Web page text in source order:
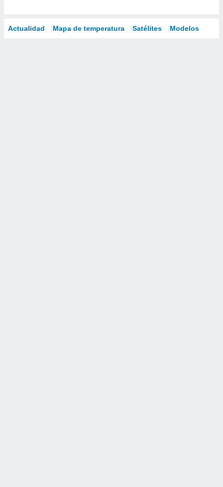
Actualidad Mapa de temperatura Satélites Modelos